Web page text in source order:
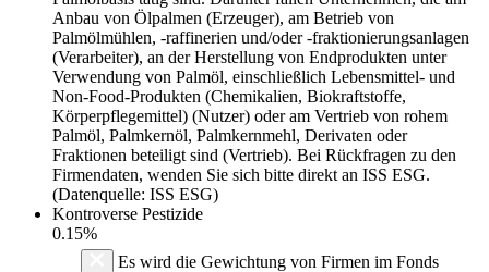
Anbau von Ölpalmen (Erzeuger), am Betrieb von
Palmölmühlen, -raffinerien und/oder -fraktionierungsanlagen
(Verarbeiter), an der Herstellung von Endprodukten unter
Verwendung von Palmöl, einschließlich Lebensmittel- und
Non-Food-Produkten (Chemikalien, Biokraftstoffe,
Körperpflegemittel) (Nutzer) oder am Vertrieb von rohem
Palmöl, Palmkernöl, Palmkernmehl, Derivaten oder
Fraktionen beteiligt sind (Vertrieb). Bei Rückfragen zu den
Firmendaten, wenden Sie sich bitte direkt an ISS ESG.
(Datenquelle: ISS ESG)
Kontroverse Pestizide
0.15%
Es wird die Gewichtung von Firmen im Fonds